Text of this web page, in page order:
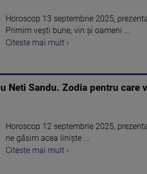
Horoscop 13 septembrie 2025,
Primim vești bune, vin și oameni ...
Citeste mai mult ›
Neti Sandu. Zodia pentru care
Horoscop 12 septembrie 2025,
ne găsim acea liniște ...
Citeste mai mult ›